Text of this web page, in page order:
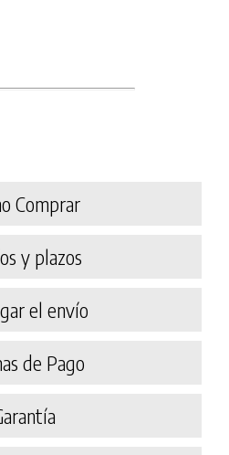
Comprar
y plazos
el envío
de Pago